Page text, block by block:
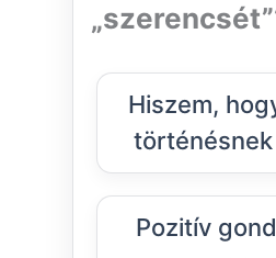
Hiszem,
Pozitív